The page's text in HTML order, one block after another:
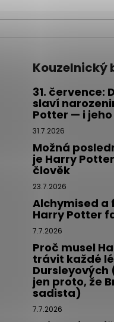
Kouzelnický
31. července:
slaví
Potter — i
31.7.2026
Možná
je Harry
člověk
23.7.2026
Alchymised a
Harry Potter
7.7.2026
Proč musel
trávit každé
Dursleyových
jen proto, že
sadista)
7.7.2026